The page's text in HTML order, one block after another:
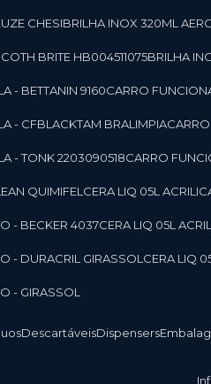
CHESI BRILHA INOX 320ML
BRITE HB004511075 BRILHA
- BETTANIN 9160 CARRO
- CFBLACKTAM BRALIMPIA
- TONK 2203090518 CARRO
QUIMIFEL CERA LIQ 05L
- BECKER 4037 CERA LIQ 05L
- DURACRIL GIRASSOL CERA LIQ
- GIRASSOL
Descartáveis Dispensers